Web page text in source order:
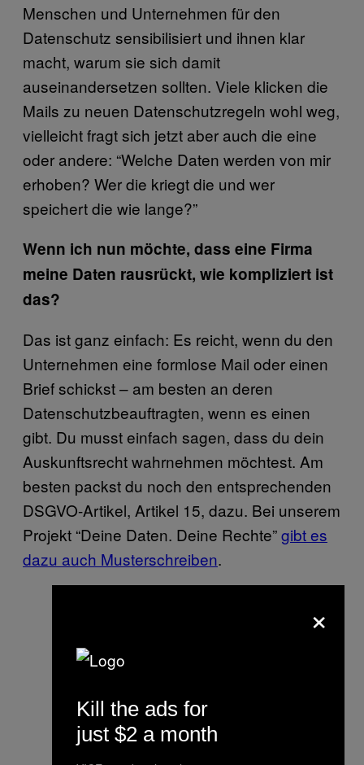
Menschen und Unternehmen für den
Datenschutz sensibilisiert und ihnen klar
macht, warum sie sich damit
auseinandersetzen sollten. Viele klicken die
Mails zu neuen Datenschutzregeln wohl weg,
vielleicht fragt sich jetzt aber auch die eine
oder andere: “Welche Daten werden von mir
erhoben? Wer die kriegt die und wer
speichert die wie lange?”
Wenn ich nun möchte, dass eine Firma
meine Daten rausrückt, wie kompliziert ist
das?
Das ist ganz einfach: Es reicht, wenn du den
Unternehmen eine formlose Mail oder einen
Brief schickst – am besten an deren
Datenschutzbeauftragten, wenn es einen
gibt. Du musst einfach sagen, dass du dein
Auskunftsrecht wahrnehmen möchtest. Am
besten packst du noch den entsprechenden
DSGVO-Artikel, Artikel 15, dazu. Bei unserem
Projekt “Deine Daten. Deine Rechte”gibt es
dazu auch Musterschreiben.
×
Kill the ads for
just $2 a month